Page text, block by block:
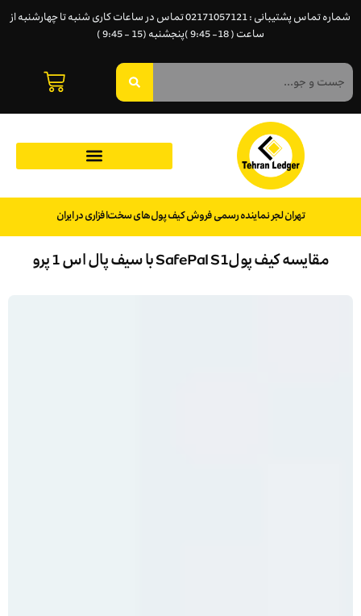
شماره تماس پشتیبانی : 02171057121 تماس در ساعات کاری شنبه تا چهارشنبه از
ساعت ( 18- 9:45 )پنجشنبه (15 - 9:45 )
تهران لجر نماینده رسمی فروش کیف پول‌های سخت‌افزاری در ایران
مقایسه کیف پولSafePal S1 با سیف پال اس 1 پرو